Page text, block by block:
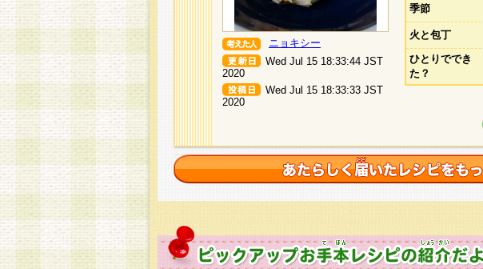
ニョキシー
Wed Jul 15 18:33:44 JST
2020
Wed Jul 15 18:33:33 JST
2020
季節
火と包丁
ひとりででき
た？